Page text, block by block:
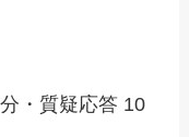
・質疑応答 10